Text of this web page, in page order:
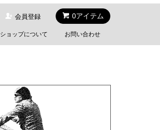
0アイテム
会員登録
ショップについて お問い合わせ